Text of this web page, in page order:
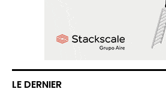
LE DERNIER